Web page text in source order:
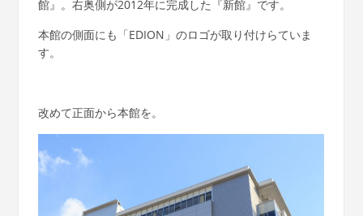
館』。右奥側が2012年に完成した『新館』です。
本館の側面にも「EDION」のロゴが取り付けらていま
す。
改めて正面から本館を。